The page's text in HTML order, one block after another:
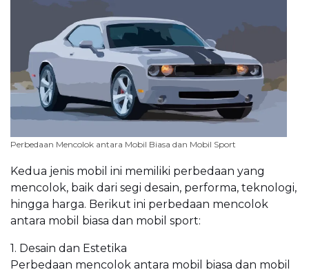
Perbedaan Mencolok antara Mobil Biasa dan Mobil Sport
Kedua jenis mobil ini memiliki perbedaan yang
mencolok, baik dari segi desain, performa, teknologi,
hingga harga. Berikut ini perbedaan mencolok
antara mobil biasa dan mobil sport:
1. Desain dan Estetika
Perbedaan mencolok antara mobil biasa dan mobil